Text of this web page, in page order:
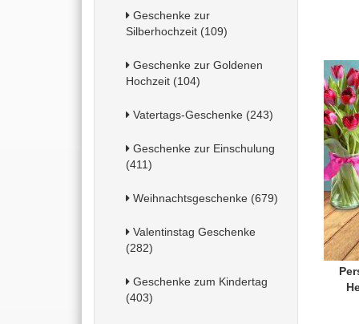
Geschenke zur
Silberhochzeit (109)
Geschenke zur Goldenen
Hochzeit (104)
Vatertags-Geschenke (243)
Geschenke zur Einschulung
(411)
Weihnachtsgeschenke (679)
Valentinstag Geschenke
(282)
Geschenke zum Kindertag
(403)